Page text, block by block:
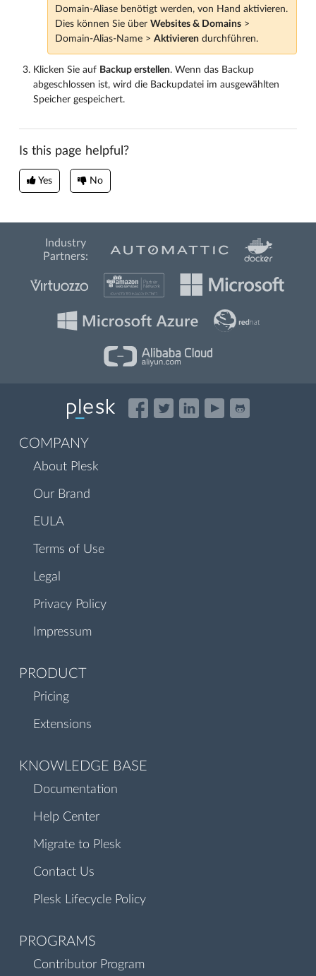
Domain-Aliase benötigt werden, von Hand aktivieren.
Dies können Sie über Websites & Domains >
Domain-Alias-Name > Aktivieren durchführen.
Klicken Sie auf Backup erstellen. Wenn das Backup
abgeschlossen ist, wird die Backupdatei im ausgewählten
Speicher gespeichert.
Is this page helpful?
Yes No
Industry
Partners:
COMPANY
About Plesk
Our Brand
EULA
Terms of Use
Legal
Privacy Policy
Impressum
PRODUCT
Pricing
Extensions
KNOWLEDGE BASE
Documentation
Help Center
Migrate to Plesk
Contact Us
Plesk Lifecycle Policy
PROGRAMS
Contributor Program